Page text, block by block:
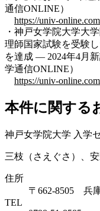
通信ONLINE）
https://univ-
・神戸女学院大学大
理師国家試験を受験
を達成 ― 2024年4月
学通信ONLINE）
https://univ-
本件に関する
神戸女学院大学 入学
三枝（さえぐさ）、安
住所
〒662-8505 兵
TEL